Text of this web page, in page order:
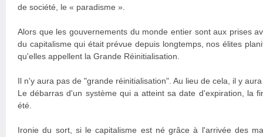
de société, le « paradisme ».
Alors que les gouvernements du monde entier sont aux prises
du capitalisme qui était prévue depuis longtemps, nos élites
qu'elles appellent la Grande Réinitialisation.
Il n'y aura pas de "grande réinitialisation". Au lieu de cela, il y
Le débarras d'un système qui a atteint sa date d'expiration, la
été.
Ironie du sort, si le capitalisme est né grâce à l'arrivée des